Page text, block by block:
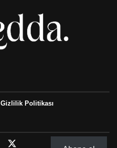
Gizlilik Politikası